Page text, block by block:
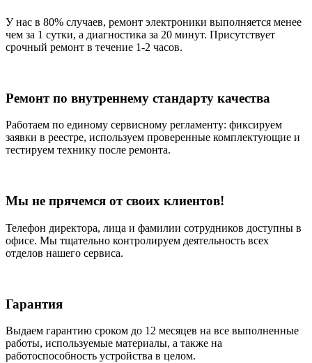
У нас в 80% случаев, ремонт электроники выполняется менее
чем за 1 сутки, а диагностика за 20 минут. Присутствует
срочный ремонт в течение 1-2 часов.
Ремонт по внутреннему стандарту качества
Работаем по единому сервисному регламенту: фиксируем
заявки в реестре, используем проверенные комплектующие и
тестируем технику после ремонта.
Мы не прячемся от своих клиентов!
Телефон директора, лица и фамилии сотрудников доступны в
офисе. Мы тщательно контролируем деятельность всех
отделов нашего сервиса.
Гарантия
Выдаем гарантию сроком до 12 месяцев на все выполненные
работы, используемые материалы, а также на
работоспособность устройства в целом.